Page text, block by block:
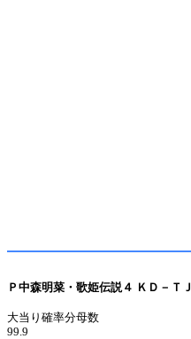
Ｐ中森明菜・歌姫伝説４ ＫＤ－ＴＪ
大当り確率分母数
99.9